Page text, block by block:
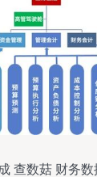
查数菇 财务